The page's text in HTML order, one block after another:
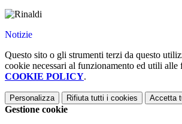
Notizie
Questo sito o gli strumenti terzi da questo
cookie necessari al funzionamento ed utili alle
COOKIE POLICY.
Personalizza Rifiuta tutti i cookies Accetta
Gestione cookie